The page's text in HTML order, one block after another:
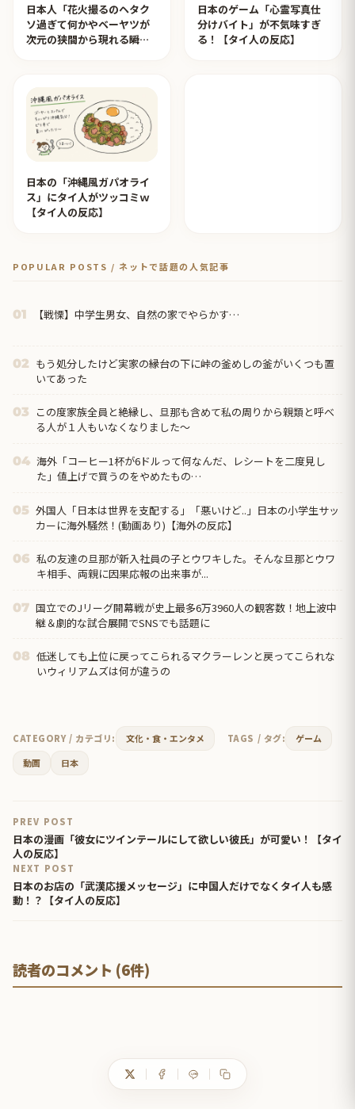
日本人「花火撮るのヘタク
ソ過ぎて何かやベーヤツが
次元の狭間から現れる瞬間
日本のゲーム「心霊写真仕
分けバイト」が不気味すぎ
る！【タイ人の反応】
日本の「沖縄風ガパオライ
ス」にタイ人がツッコミｗ
【タイ人の反応】
POPULAR POSTS / ネットで話題の人気記事
01 【戦慄】中学生男女、自然の家でやらかす…
02 もう処分したけど実家の縁台の下に峠の釜めしの釜がいくつも置
いてあった
03
この度家族全員と絶縁し、旦那も含めて私の周りから親類と呼べ
る人が１人もいなくなりました～
04 海外「コーヒー1杯が6ドルって何なんだ、レシートを二度見し
た」値上げで買うのをやめたもの…
05 外国人「日本は世界を支配する」「悪いけど..」日本の小学生サッ
カーに海外騒然！(動画あり)【海外の反応】
06 私の友達の旦那が新入社員の子とウワキした。そんな旦那とウワ
キ相手、両親に因果応報の出来事が...
07 国立でのJリーグ開幕戦が史上最多6万3960人の観客数！地上波中
継＆劇的な試合展開でSNSでも話題に
08 低迷しても上位に戻ってこられるマクラーレンと戻ってこられな
いウィリアムズは何が違うの
CATEGORY / カテゴリ: 文化・食・エンタメ TAGS / タグ:
ゲーム
動画
日本
PREV POST
日本の漫画「彼女にツインテールにして欲しい彼氏」が可愛い！【タイ
人の反応】
NEXT POST
日本のお店の「武漢応援メッセージ」に中国人だけでなくタイ人も感
動！？【タイ人の反応】
読者のコメント (6件)